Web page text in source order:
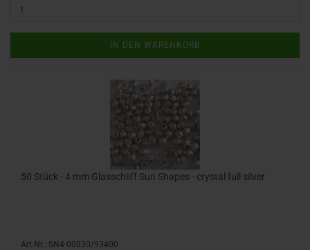
IN DEN WARENKORB
50 Stück - 4 mm Glasschliff Sun Shapes - crystal full silver
Art.Nr.: SN4-00030/93400